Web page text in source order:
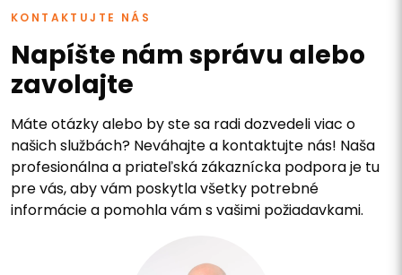
KONTAKTUJTE NÁS
Napíšte nám správu alebo
zavolajte
Máte otázky alebo by ste sa radi dozvedeli viac o
našich službách? Neváhajte a kontaktujte nás! Naša
profesionálna a priateľská zákaznícka podpora je tu
pre vás, aby vám poskytla všetky potrebné
informácie a pomohla vám s vašimi požiadavkami.